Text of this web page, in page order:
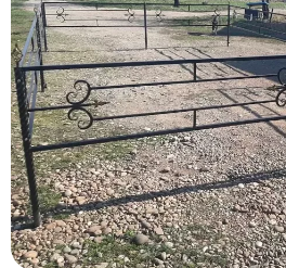
Участникам
Памятники из
Памятники из
Элитные
Резные
Мемориальные
Памятники с